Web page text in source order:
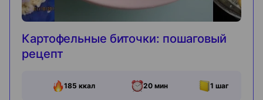
Картофельные биточки: пошаговый
рецепт
185 ккал 20 мин 1 шаг